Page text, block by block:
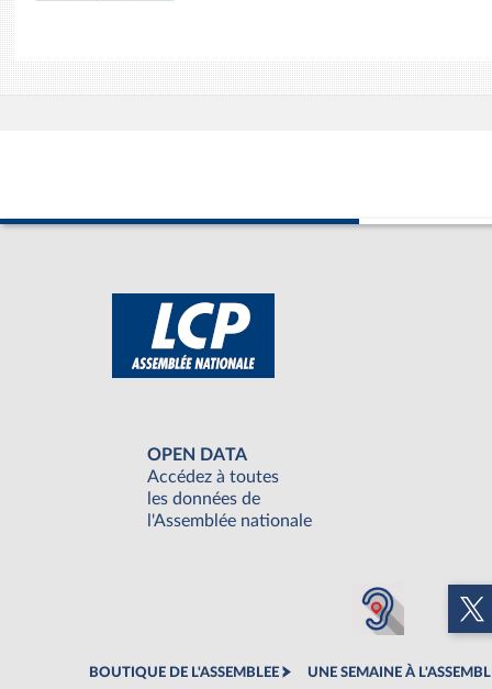
OPEN DATA
Accédez à toutes
les données de
l'Assemblée nationale
BOUTIQUE DE L'ASSEMBLEE UNE SEMAINE À